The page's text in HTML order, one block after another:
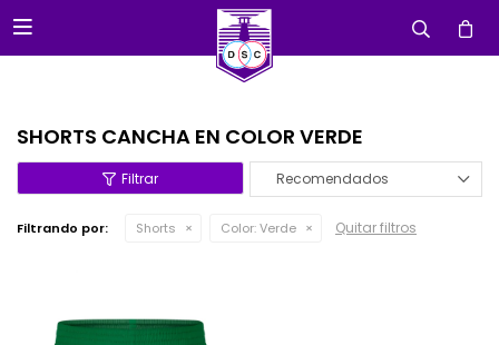

SHORTS CANCHA EN COLOR VERDE
Recomendados
Filtrando por: Shorts Color:Verde Quitar filtros